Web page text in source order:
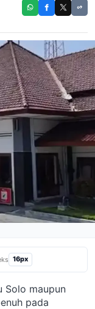
16px
Solo maupun
pada